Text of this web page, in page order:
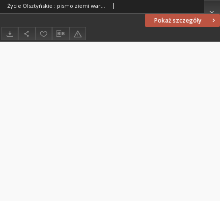
Pokaż szczegóły
Życie Olsztyńskie : pismo ziemi warmińsko-mazurskiej, 1949, nr 171